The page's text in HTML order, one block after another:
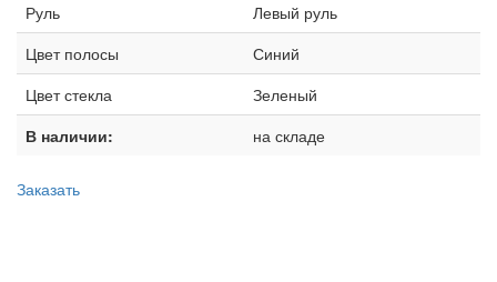
Руль
Левый руль
Цвет полосы
Синий
Цвет стекла
Зеленый
В наличии:
на складе
Заказать